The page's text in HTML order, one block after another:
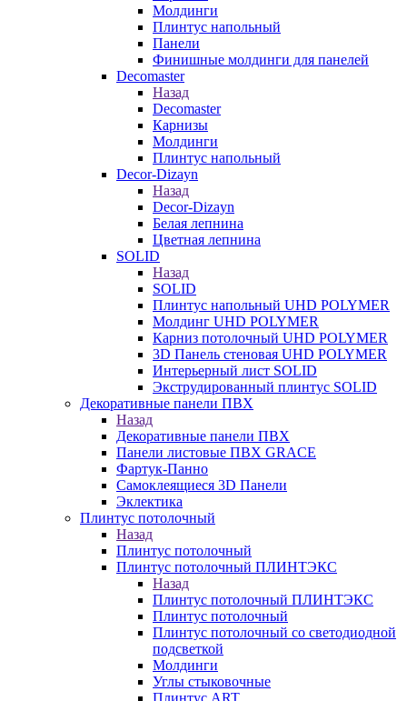
Молдинги
Плинтус напольный
Панели
Финишные молдинги для панелей
Decomaster
Назад
Decomaster
Карнизы
Молдинги
Плинтус напольный
Decor-Dizayn
Назад
Decor-Dizayn
Белая лепнина
Цветная лепнина
SOLID
Назад
SOLID
Плинтус напольный UHD POLYMER
Молдинг UHD POLYMER
Карниз потолочный UHD POLYMER
3D Панель стеновая UHD POLYMER
Интерьерный лист SOLID
Экструдированный плинтус SOLID
Декоративные панели ПВХ
Назад
Декоративные панели ПВХ
Панели листовые ПВХ GRACE
Фартук-Панно
Самоклеящиеся 3D Панели
Эклектика
Плинтус потолочный
Назад
Плинтус потолочный
Плинтус потолочный ПЛИНТЭКС
Назад
Плинтус потолочный ПЛИНТЭКС
Плинтус потолочный
Плинтус потолочный со светодиодной
подсветкой
Молдинги
Углы стыковочные
Плинтус ART